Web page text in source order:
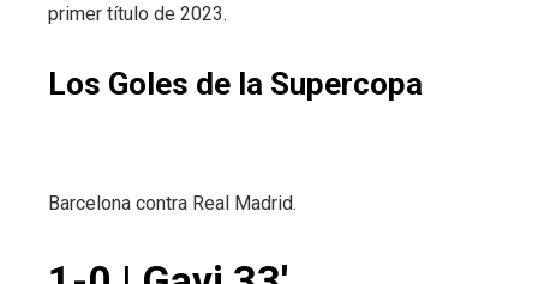
primer título de 2023.
Los Goles de la Supercopa
Barcelona contra Real Madrid.